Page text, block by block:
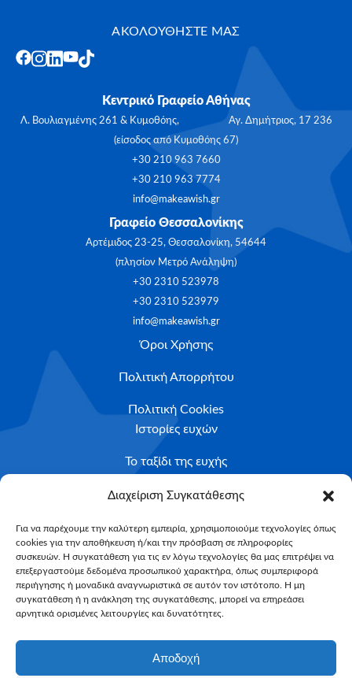
Διαχείριση Συγκατάθεσης
Για να παρέχουμε την καλύτερη εμπειρία, χρησιμοποιούμε τεχνολογίες όπως
cookies για την αποθήκευση ή/και την πρόσβαση σε πληροφορίες
συσκευών. Η συγκατάθεση για τις εν λόγω τεχνολογίες θα μας επιτρέψει να
επεξεργαστούμε δεδομένα προσωπικού χαρακτήρα, όπως συμπεριφορά
περιήγησης ή μοναδικά αναγνωριστικά σε αυτόν τον ιστότοπο. Η μη
συγκατάθεση ή η ανάκληση της συγκατάθεσης, μπορεί να επηρεάσει
αρνητικά ορισμένες λειτουργίες και δυνατότητες.
Αποδοχή
ΑΚΟΛΟΥΘΗΣΤΕ ΜΑΣ
Κεντρικό Γραφείο Αθήνας
Λ. Βουλιαγμένης 261 & Κυμοθόης, Αγ. Δημήτριος, 17 236
(είσοδος από Κυμοθόης 67)
+30 210 963 7660
+30 210 963 7774
info@makeawish.gr
Γραφείο Θεσσαλονίκης
Αρτέμιδος 23-25, Θεσσαλονίκη, 54644
(πλησίον Μετρό Ανάληψη)
+30 2310 523978
+30 2310 523979
info@makeawish.gr
Όροι Χρήσης
Πολιτική Απορρήτου
Πολιτική Cookies
Ιστορίες ευχών
Το ταξίδι της ευχής
Κριτήρια Καταλληλότητας
Υποβολή Αιτήματος
NEWSLETTER
Email*